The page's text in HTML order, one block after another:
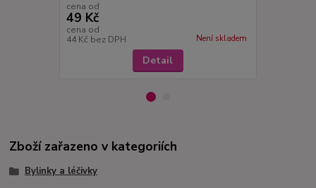
cena od
49 Kč
cena od
44 Kč bez DPH Není skladem
Detail
Zboží zařazeno v kategoriích
Bylinky a léčivky